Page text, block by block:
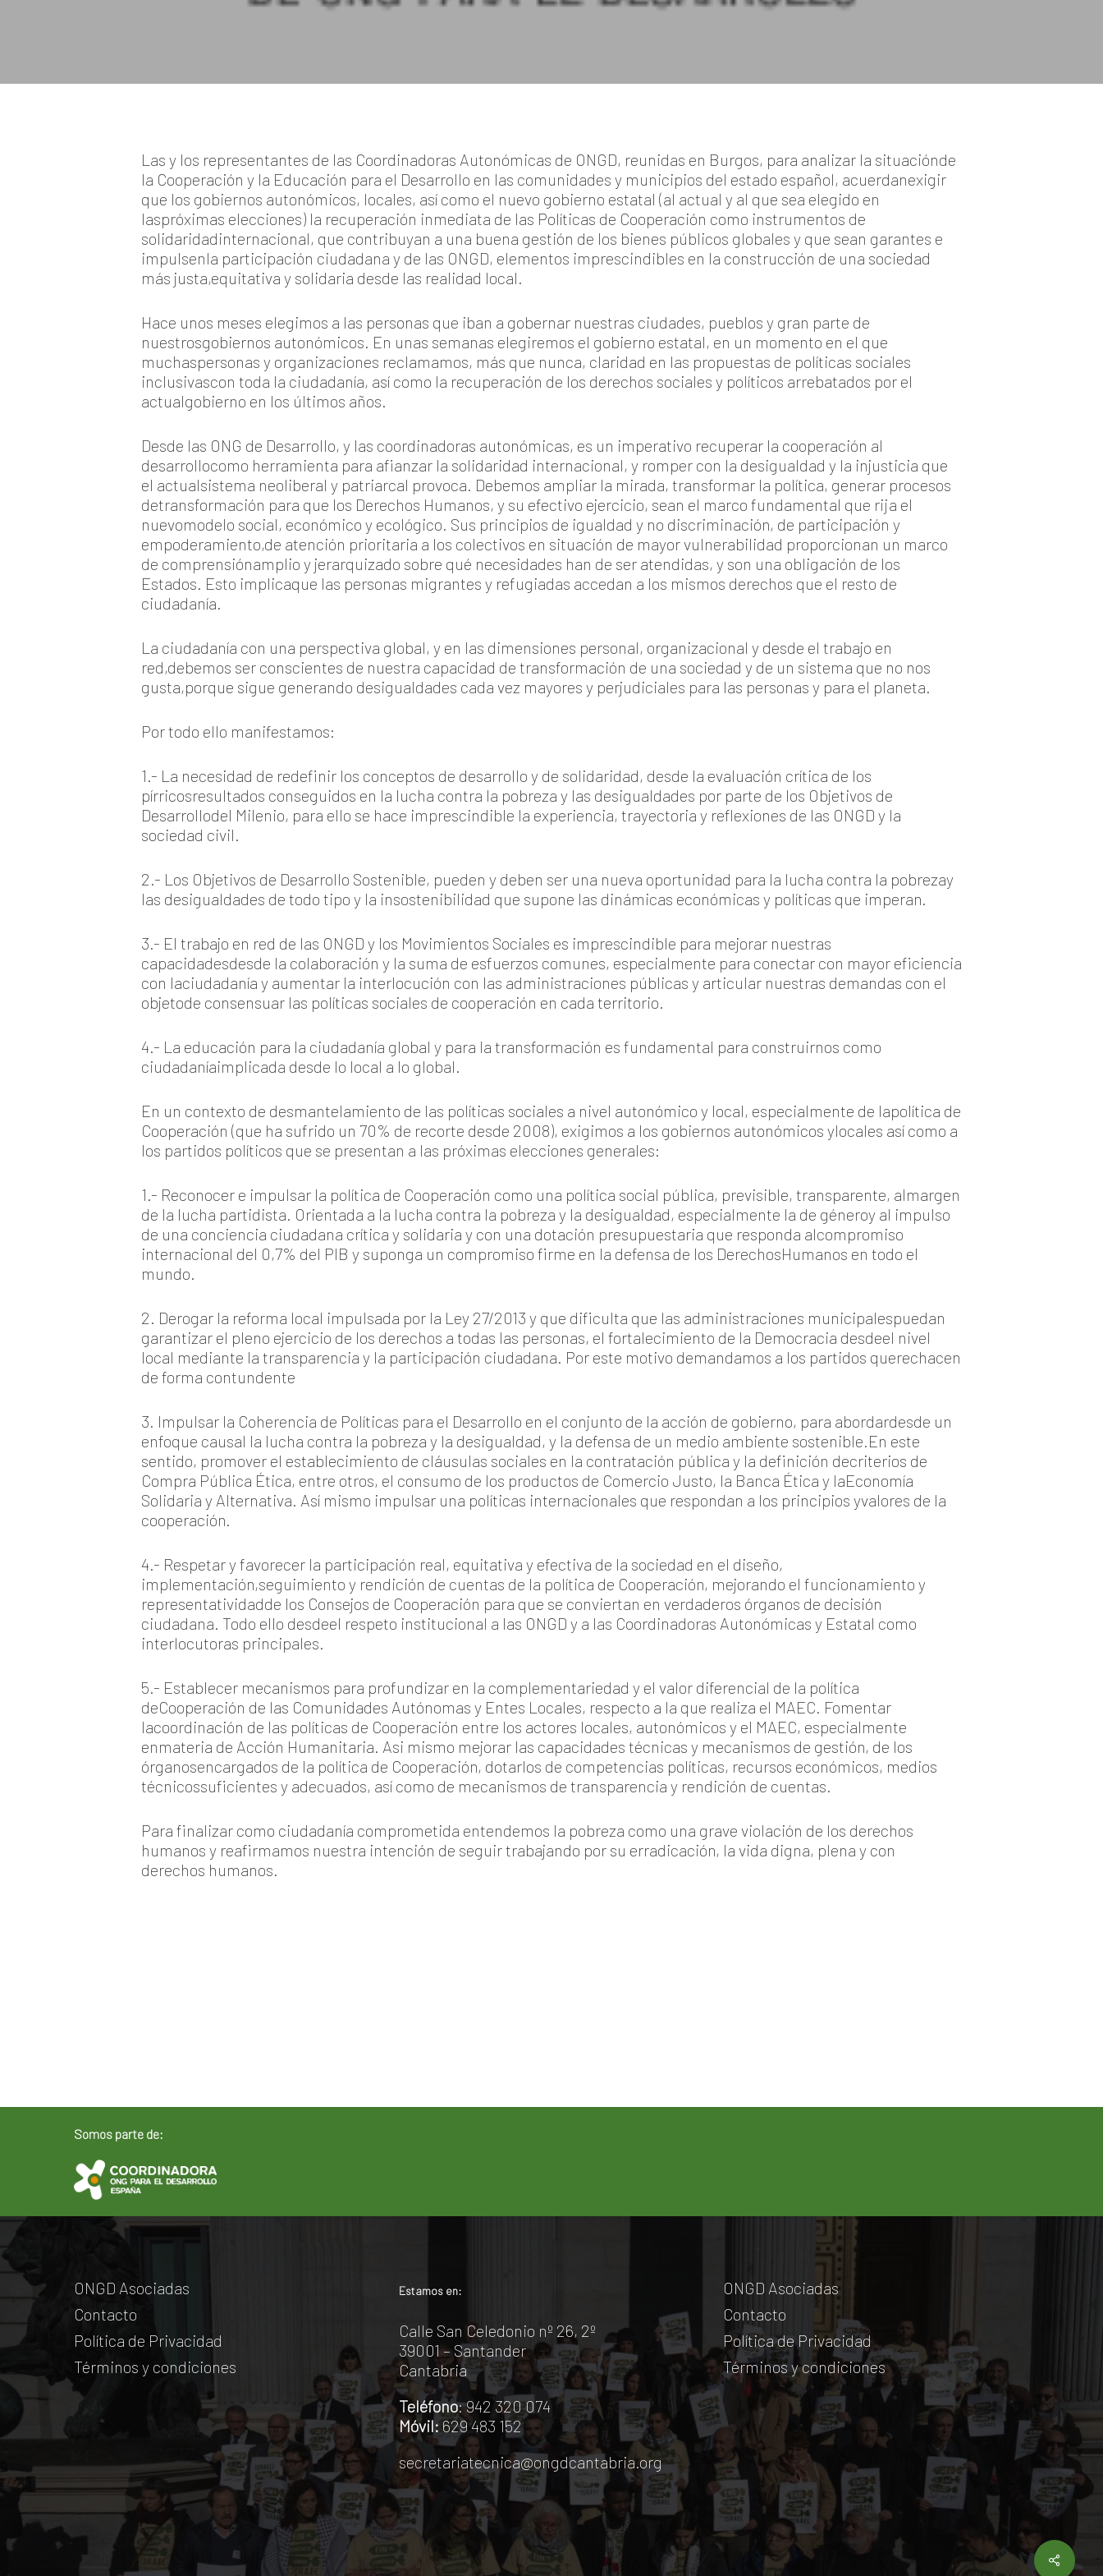
Las y los representantes de las Coordinadoras Autonómicas de ONGD, reunidas en Burgos, para analizar la situaciónde
la Cooperación y la Educación para el Desarrollo en las comunidades y municipios del estado español, acuerdanexigir
que los gobiernos autonómicos, locales, así como el nuevo gobierno estatal (al actual y al que sea elegido en
laspróximas elecciones) la recuperación inmediata de las Políticas de Cooperación como instrumentos de
solidaridadinternacional, que contribuyan a una buena gestión de los bienes públicos globales y que sean garantes e
impulsenla participación ciudadana y de las ONGD, elementos imprescindibles en la construcción de una sociedad
más justa,equitativa y solidaria desde las realidad local.
Hace unos meses elegimos a las personas que iban a gobernar nuestras ciudades, pueblos y gran parte de
nuestrosgobiernos autonómicos. En unas semanas elegiremos el gobierno estatal, en un momento en el que
muchaspersonas y organizaciones reclamamos, más que nunca, claridad en las propuestas de políticas sociales
inclusivascon toda la ciudadanía, así como la recuperación de los derechos sociales y políticos arrebatados por el
actualgobierno en los últimos años.
Desde las ONG de Desarrollo, y las coordinadoras autonómicas, es un imperativo recuperar la cooperación al
desarrollocomo herramienta para afianzar la solidaridad internacional, y romper con la desigualdad y la injusticia que
el actualsistema neoliberal y patriarcal provoca. Debemos ampliar la mirada, transformar la política, generar procesos
detransformación para que los Derechos Humanos, y su efectivo ejercicio, sean el marco fundamental que rija el
nuevomodelo social, económico y ecológico. Sus principios de igualdad y no discriminación, de participación y
empoderamiento,de atención prioritaria a los colectivos en situación de mayor vulnerabilidad proporcionan un marco
de comprensiónamplio y jerarquizado sobre qué necesidades han de ser atendidas, y son una obligación de los
Estados. Esto implicaque las personas migrantes y refugiadas accedan a los mismos derechos que el resto de
ciudadanía.
La ciudadanía con una perspectiva global, y en las dimensiones personal, organizacional y desde el trabajo en
red,debemos ser conscientes de nuestra capacidad de transformación de una sociedad y de un sistema que no nos
gusta,porque sigue generando desigualdades cada vez mayores y perjudiciales para las personas y para el planeta.
Por todo ello manifestamos:
1.- La necesidad de redefinir los conceptos de desarrollo y de solidaridad, desde la evaluación crítica de los
pírricosresultados conseguidos en la lucha contra la pobreza y las desigualdades por parte de los Objetivos de
Desarrollodel Milenio, para ello se hace imprescindible la experiencia, trayectoria y reflexiones de las ONGD y la
sociedad civil.
2.- Los Objetivos de Desarrollo Sostenible, pueden y deben ser una nueva oportunidad para la lucha contra la pobrezay
las desigualdades de todo tipo y la insostenibilidad que supone las dinámicas económicas y políticas que imperan.
3.- El trabajo en red de las ONGD y los Movimientos Sociales es imprescindible para mejorar nuestras
capacidadesdesde la colaboración y la suma de esfuerzos comunes, especialmente para conectar con mayor eficiencia
con laciudadanía y aumentar la interlocución con las administraciones públicas y articular nuestras demandas con el
objetode consensuar las políticas sociales de cooperación en cada territorio.
4.- La educación para la ciudadanía global y para la transformación es fundamental para construirnos como
ciudadaníaimplicada desde lo local a lo global.
En un contexto de desmantelamiento de las políticas sociales a nivel autonómico y local, especialmente de lapolítica de
Cooperación (que ha sufrido un 70% de recorte desde 2008), exigimos a los gobiernos autonómicos ylocales así como a
los partidos políticos que se presentan a las próximas elecciones generales:
1.- Reconocer e impulsar la política de Cooperación como una política social pública, previsible, transparente, almargen
de la lucha partidista. Orientada a la lucha contra la pobreza y la desigualdad, especialmente la de géneroy al impulso
de una conciencia ciudadana crítica y solidaria y con una dotación presupuestaria que responda alcompromiso
internacional del 0,7% del PIB y suponga un compromiso firme en la defensa de los DerechosHumanos en todo el
mundo.
2. Derogar la reforma local impulsada por la Ley 27/2013 y que dificulta que las administraciones municipalespuedan
garantizar el pleno ejercicio de los derechos a todas las personas, el fortalecimiento de la Democracia desdeel nivel
local mediante la transparencia y la participación ciudadana. Por este motivo demandamos a los partidos querechacen
de forma contundente
3. Impulsar la Coherencia de Políticas para el Desarrollo en el conjunto de la acción de gobierno, para abordardesde un
enfoque causal la lucha contra la pobreza y la desigualdad, y la defensa de un medio ambiente sostenible.En este
sentido, promover el establecimiento de cláusulas sociales en la contratación pública y la definición decriterios de
Compra Pública Ética, entre otros, el consumo de los productos de Comercio Justo, la Banca Ética y laEconomía
Solidaria y Alternativa. Así mismo impulsar una políticas internacionales que respondan a los principios yvalores de la
cooperación.
4.- Respetar y favorecer la participación real, equitativa y efectiva de la sociedad en el diseño,
implementación,seguimiento y rendición de cuentas de la política de Cooperación, mejorando el funcionamiento y
representatividadde los Consejos de Cooperación para que se conviertan en verdaderos órganos de decisión
ciudadana. Todo ello desdeel respeto institucional a las ONGD y a las Coordinadoras Autonómicas y Estatal como
interlocutoras principales.
5.- Establecer mecanismos para profundizar en la complementariedad y el valor diferencial de la política
deCooperación de las Comunidades Autónomas y Entes Locales, respecto a la que realiza el MAEC. Fomentar
lacoordinación de las políticas de Cooperación entre los actores locales, autonómicos y el MAEC, especialmente
enmateria de Acción Humanitaria. Asi mismo mejorar las capacidades técnicas y mecanismos de gestión, de los
órganosencargados de la política de Cooperación, dotarlos de competencias políticas, recursos económicos, medios
técnicossuficientes y adecuados, así como de mecanismos de transparencia y rendición de cuentas.
Para finalizar como ciudadanía comprometida entendemos la pobreza como una grave violación de los derechos
humanos y reafirmamos nuestra intención de seguir trabajando por su erradicación, la vida digna, plena y con
derechos humanos.
Share
Somos parte de:
ONGD Asociadas
Contacto
Política de Privacidad
Términos y condiciones
Estamos en:
Calle San Celedonio nº 26, 2º
39001 – Santander
Cantabria
Teléfono: 942 320 074
Móvil:629 483 152
secretariatecnica@ongdcantabria.org
ONGD Asociadas
Contacto
Política de Privacidad
Términos y condiciones